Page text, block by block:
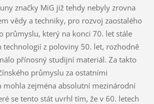
značky MiG již tehdy nebyly zrovna
vědy a techniky, pro rozvoj zaostalého
průmyslu, který na konci 70. let stále
technologií z poloviny 50. let, rozhodně
přínosný studijní materiál. Za takto
průmyslu za ostatními
zejména absolutní mezinárodní
se tento stát uvrhl tím, že v 60. letech